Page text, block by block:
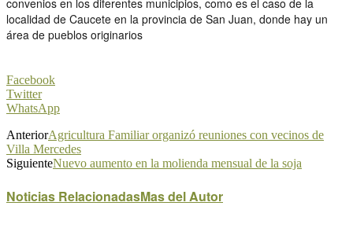
localidad de Caucete en la provincia de San Juan, donde hay un
área de pueblos originarios
Facebook
Twitter
WhatsApp
AnteriorAgricultura Familiar organizó reuniones con vecinos de
Villa Mercedes
SiguienteNuevo aumento en la molienda mensual de la soja
Noticias RelacionadasMas del Autor